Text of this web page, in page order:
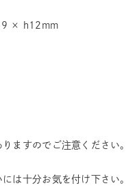
× h12mm
ますのでご注意ください。
は十分お気を付け下さい。